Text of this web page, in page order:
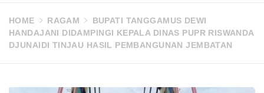
HOME RAGAM
BUPATI TANGGAMUS DEWI
HANDAJANI DIDAMPINGI KEPALA DINAS PUPR RISWANDA
DJUNAIDI TINJAU HASIL PEMBANGUNAN JEMBATAN